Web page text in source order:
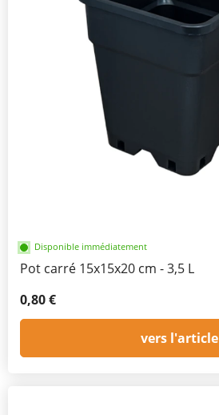
Disponible immédiatement
Pot carré 15x15x20 cm - 3,5 L
0,80 €
vers l'article